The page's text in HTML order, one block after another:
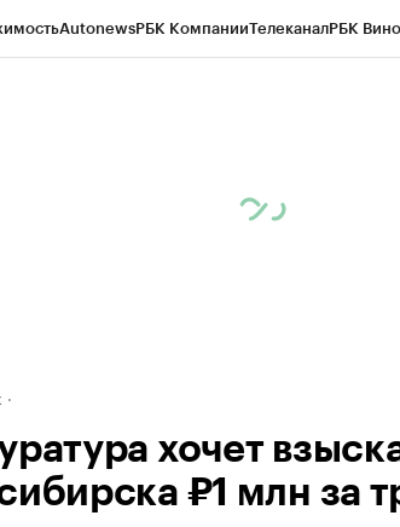
AutonewsРБК КомпанииТелеканалРБК Вино
хочет
₽1 млн за